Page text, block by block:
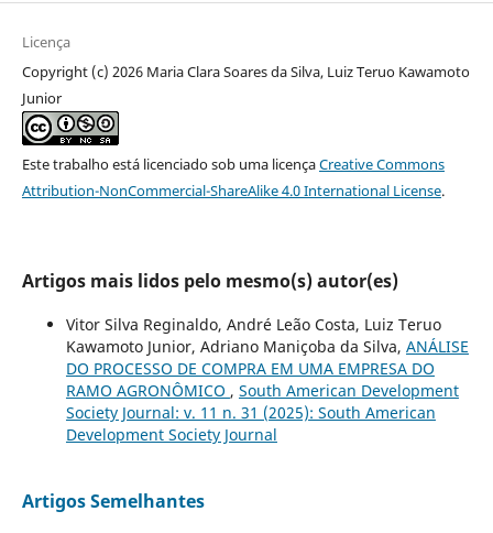
Licença
Copyright (c) 2026 Maria Clara Soares da Silva, Luiz Teruo Kawamoto
Junior
Este trabalho está licenciado sob uma licençaCreative Commons
Attribution-NonCommercial-ShareAlike 4.0 International License.
Artigos mais lidos pelo mesmo(s) autor(es)
Vitor Silva Reginaldo, André Leão Costa, Luiz Teruo
Kawamoto Junior, Adriano Maniçoba da Silva, ANÁLISE
DO PROCESSO DE COMPRA EM UMA EMPRESA DO
RAMO AGRONÔMICO , South American Development
Society Journal: v. 11 n. 31 (2025): South American
Development Society Journal
Artigos Semelhantes